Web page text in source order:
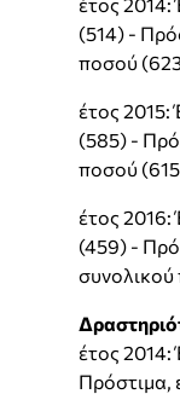
(514) -
ποσού
έτος 2015:
(585) -
ποσού
έτος 2016:
(459) -
έτος 2014:
Πρόστιμα,